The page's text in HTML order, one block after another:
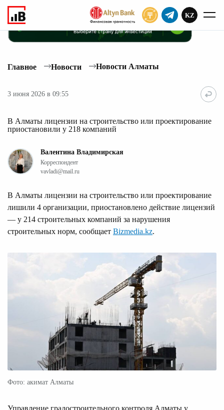
KZ
Главное Новости Новости Алматы
3 июня 2026 в 09:55
В Алматы лицензии на строительство или проектирование
приостановили у 218 компаний
Валентина Владимирская
Корреспондент
vavladi@mail.ru
В Алматы лицензии на строительство или проектирование
лишили 4 организации, приостановлено действие лицензий
— у 214 строительных компаний за нарушения
строительных норм, сообщает Bizmedia.kz.
Фото: акимат Алматы
Управление градостроительного контроля Алматы у